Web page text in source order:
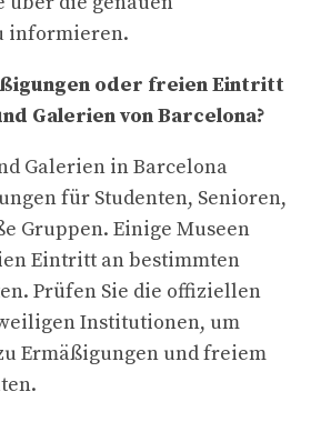
informieren.
oder freien Eintritt
Galerien von Barcelona?
Galerien in Barcelona
für Studenten, Senioren,
Gruppen. Einige Museen
Eintritt an bestimmten
Prüfen Sie die offiziellen
Institutionen, um
Ermäßigungen und freiem